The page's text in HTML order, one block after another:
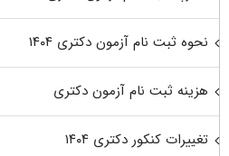
نحوه ثبت نام آزمون دکتری ۱۴۰۴
هزینه ثبت نام آزمون دکتری
تغییرات کنکور دکتری ۱۴۰۴